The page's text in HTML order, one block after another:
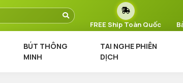
FREE Ship Toàn Quốc
BÚT THÔNG
MINH
TAI NGHE PHIÊN
DỊCH